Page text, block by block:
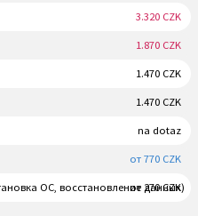
3.320 CZK
1.870 CZK
1.470 CZK
1.470 CZK
na dotaz
от 770 CZK
ОС, восстановление данных)
от 270 CZK